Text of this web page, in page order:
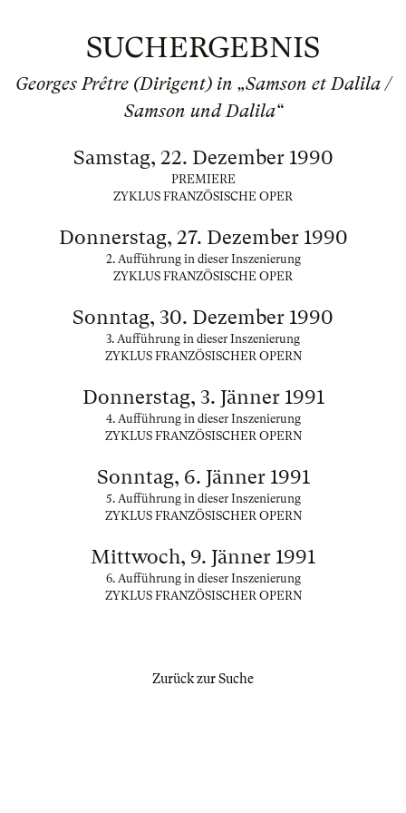
SUCHERGEBNIS
Georges Prêtre (Dirigent) in „Samson et Dalila /
Samson und Dalila“
Samstag, 22. Dezember 1990
PREMIERE
ZYKLUS FRANZÖSISCHE OPER
Donnerstag, 27. Dezember 1990
2. Aufführung in dieser Inszenierung
ZYKLUS FRANZÖSISCHE OPER
Sonntag, 30. Dezember 1990
3. Aufführung in dieser Inszenierung
ZYKLUS FRANZÖSISCHER OPERN
Donnerstag, 3. Jänner 1991
4. Aufführung in dieser Inszenierung
ZYKLUS FRANZÖSISCHER OPERN
Sonntag, 6. Jänner 1991
5. Aufführung in dieser Inszenierung
ZYKLUS FRANZÖSISCHER OPERN
Mittwoch, 9. Jänner 1991
6. Aufführung in dieser Inszenierung
ZYKLUS FRANZÖSISCHER OPERN
Zurück zur Suche